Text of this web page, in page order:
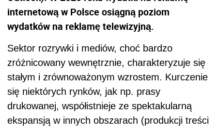
internetową w Polsce osiągną poziom
wydatków na reklamę telewizyjną.
Sektor rozrywki i mediów, choć bardzo
zróżnicowany wewnętrznie, charakteryzuje się
stałym i zrównoważonym wzrostem. Kurczenie
się niektórych rynków, jak np. prasy
drukowanej, współistnieje ze spektakularną
ekspansją w innych obszarach (produkcji treści